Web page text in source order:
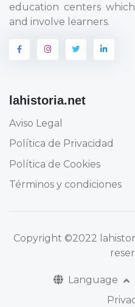
education centers
and involve learners.
lahistoria.net
Aviso Legal
Política de Privacidad
Política de Cookies
Términos y condiciones
Copyright ©2022
Language